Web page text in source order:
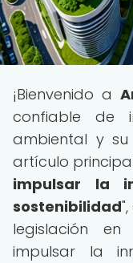
¡Bienvenido a
confiable de
ambiental y
artículo
impulsar la
sostenibilidad
legislación
impulsar la